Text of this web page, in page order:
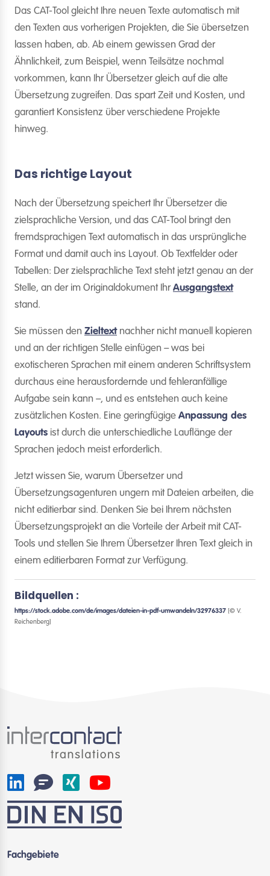
Das CAT-Tool gleicht Ihre neuen Texte automatisch mit
den Texten aus vorherigen Projekten, die Sie übersetzen
lassen haben, ab. Ab einem gewissen Grad der
Ähnlichkeit, zum Beispiel, wenn Teilsätze nochmal
vorkommen, kann Ihr Übersetzer gleich auf die alte
Übersetzung zugreifen. Das spart Zeit und Kosten, und
garantiert Konsistenz über verschiedene Projekte
hinweg.
Das richtige Layout
Nach der Übersetzung speichert Ihr Übersetzer die
zielsprachliche Version, und das CAT-Tool bringt den
fremdsprachigen Text automatisch in das ursprüngliche
Format und damit auch ins Layout. Ob Textfelder oder
Tabellen: Der zielsprachliche Text steht jetzt genau an der
Stelle, an der im Originaldokument IhrAusgangstext
stand.
Sie müssen den Zieltextnachher nicht manuell kopieren
und an der richtigen Stelle einfügen – was bei
exotischeren Sprachen mit einem anderen Schriftsystem
durchaus eine herausfordernde und fehleranfällige
Aufgabe sein kann –, und es entstehen auch keine
zusätzlichen Kosten. Eine geringfügige Anpassung des
Layouts ist durch die unterschiedliche Lauflänge der
Sprachen jedoch meist erforderlich.
Jetzt wissen Sie, warum Übersetzer und
Übersetzungsagenturen ungern mit Dateien arbeiten, die
nicht editierbar sind. Denken Sie bei Ihrem nächsten
Übersetzungsprojekt an die Vorteile der Arbeit mit CAT-
Tools und stellen Sie Ihrem Übersetzer Ihren Text gleich in
einem editierbaren Format zur Verfügung.
Bildquellen :
https://stock.adobe.com/de/images/dateien-in-pdf-umwandeln/32976337 [© V.
Reichenberg]
Fachgebiete